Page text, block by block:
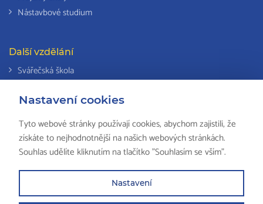
Nastavení cookies
Tyto webové stránky používají cookies, abychom zajistili, že
získáte to nejhodnotnější na našich webových stránkách.
Souhlas udělíte kliknutím na tlačítko "Souhlasím se vším".
Nastavení
Nástavbové studium
Další vzdělání
Svářečská škola
Národní soustava kvalifikací
Computers
Partneři školy
Mapa stránek Právní ustanovení Zkola